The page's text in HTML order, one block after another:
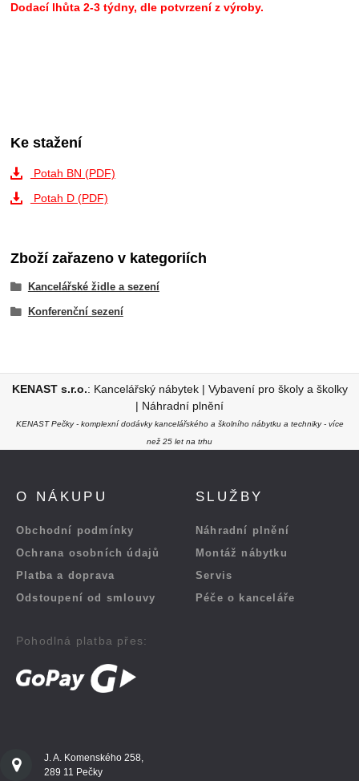
Dodací lhůta 2-3 týdny, dle potvrzení z výroby.
Ke stažení
Potah BN (PDF)
Potah D (PDF)
Zboží zařazeno v kategoriích
Kancelářské židle a sezení
Konferenční sezení
KENAST s.r.o.: Kancelářský nábytek | Vybavení pro školy a školky
| Náhradní plnění
KENAST Pečky - komplexní dodávky kancelářského a školního nábytku a techniky - více
než 25 let na trhu
O NÁKUPU
Obchodní podmínky
Ochrana osobních údajů
Platba a doprava
Odstoupení od smlouvy
Pohodlná platba přes:
SLUŽBY
Náhradní plnění
Montáž nábytku
Servis
Péče o kanceláře
J. A. Komenského 258,
289 11 Pečky